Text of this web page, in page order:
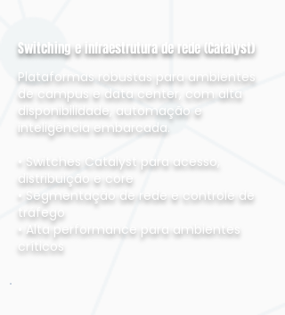
Switching e infraestrutura de rede (Catalyst)
Plataformas robustas para ambientes
de campus e data center, com alta
disponibilidade, automação e
inteligência embarcada.
• Switches Catalyst para acesso,
distribuição e core
• Segmentação de rede e controle de
tráfego
• Alta performance para ambientes
críticos